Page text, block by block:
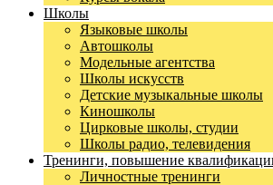
Школы
Языковые школы
Автошколы
Модельные агентства
Школы искусств
Детские музыкальные школы
Киношколы
Цирковые школы, студии
Школы радио, телевидения
Тренинги, повышение
Личностные тренинги